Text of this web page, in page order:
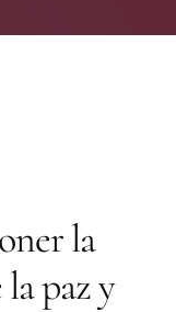
la
paz y